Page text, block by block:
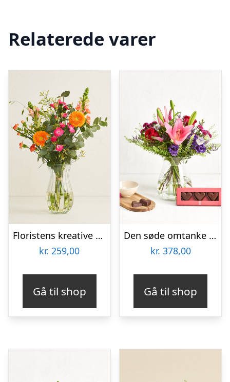
Relaterede varer
Floristens kreative buket, flerfarvet
kr. 259,00
Gå til shop
Den søde omtanke med marcipanhjerter
kr. 378,00
Gå til shop